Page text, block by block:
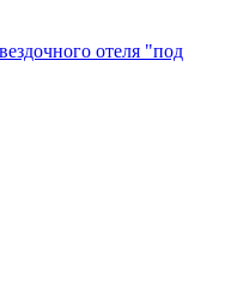
отеля "под